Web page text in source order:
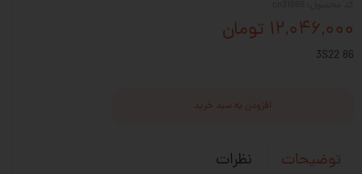
۱۲,۰۴۶,۰۰۰ تومان
86 3S22
افزودن به سبد خرید
توضیحات نظرات